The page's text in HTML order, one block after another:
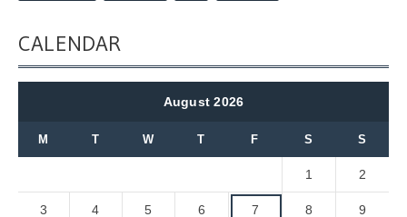
CALENDAR
August 2026
M T W T F S S
1 2
3 4 5 6 7 8 9